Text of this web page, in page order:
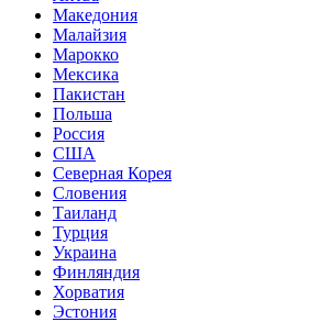
Македония
Малайзия
Марокко
Мексика
Пакистан
Польша
Россия
США
Северная Корея
Словения
Таиланд
Турция
Украина
Финляндия
Хорватия
Эстония